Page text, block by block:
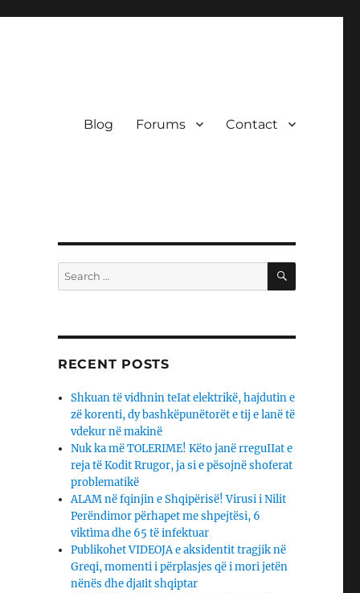
Blog Forums Contact
Search
for:
SEARCH
RECENT POSTS
Shkuan të vidhnin teIat elektrikë, hajdutin e
zë korenti, dy bashkëpunëtorët e tij e lanë të
vdekur në makinë
Nuk ka më TOLERIME! Këto janë rreguIIat e
reja të Kodit Rrugor, ja si e pësojnë shoferat
problematikë
ALAM në fqinjin e Shqipërisë! Virusi i Nilit
Perëndimor përhapet me shpejtësi, 6
viktìma dhe 65 të infektuar
Publikohet VIDEOJA e aksidentit tragjik në
Greqi, momenti i përplasjes që i mori jetën
nënës dhe djaΙit shqiptar